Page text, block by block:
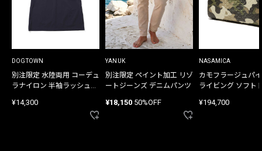
DOGTOWN
別注限定 水陸両用 コーデュ
ラナイロン 半袖ラッシュガ
¥14,300
YANUK
別注限定 ペイント加工 リゾ
ートジーンズ デニムパンツ
¥18,150 50%OFF
NASAMICA
カモフラージュパ
ライビング ソフト
¥194,700